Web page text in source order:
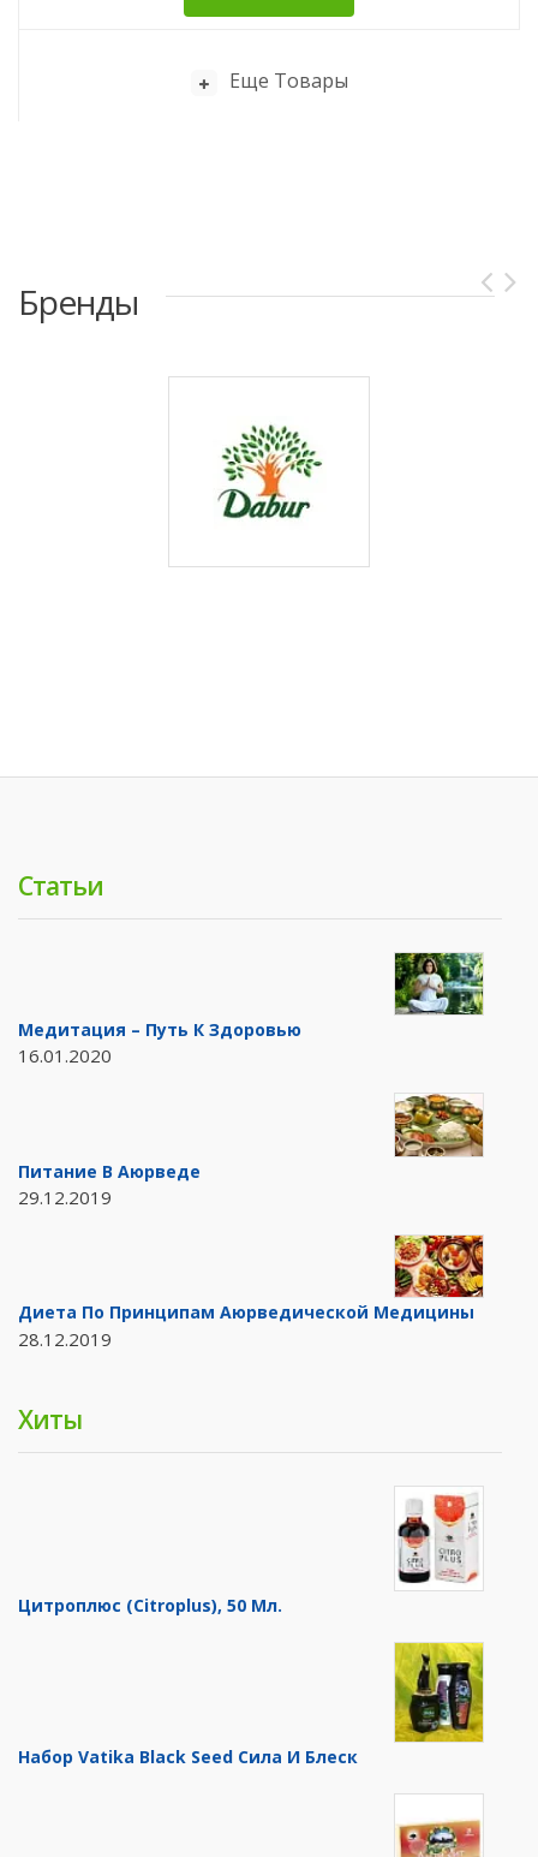
Еще Товары
Бренды
Статьи
Медитация – Путь К Здоровью
16.01.2020
Питание В Аюрведе
29.12.2019
Диета По Принципам Аюрведической Медицины
28.12.2019
Хиты
Цитроплюс (Citroplus), 50 Мл.
Набор Vatika Black Seed Сила И Блеск